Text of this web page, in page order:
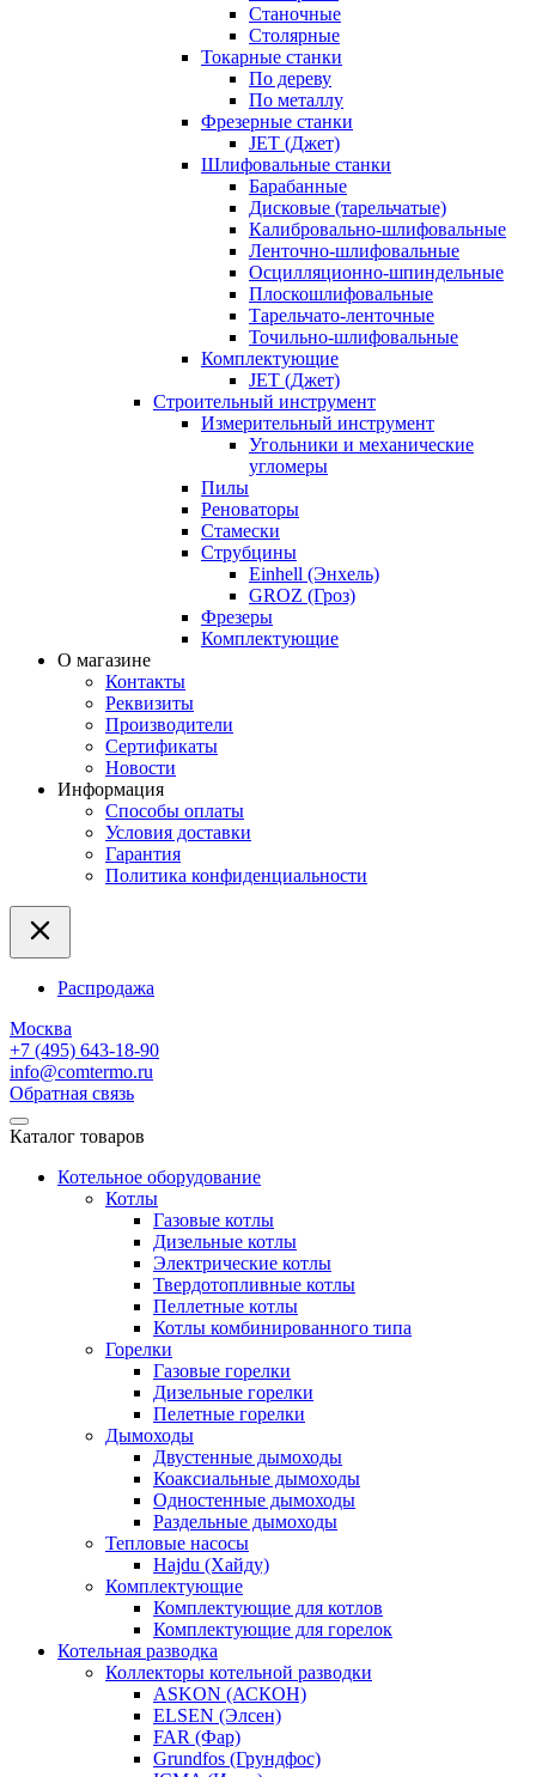
Станочные
Столярные
Токарные станки
По дереву
По металлу
Фрезерные станки
JET (Джет)
Шлифовальные станки
Барабанные
Дисковые (тарельчатые)
Калибровально-шлифовальные
Ленточно-шлифовальные
Осцилляционно-шпиндельные
Плоскошлифовальные
Тарельчато-ленточные
Точильно-шлифовальные
Комплектующие
JET (Джет)
Строительный инструмент
Измерительный инструмент
Угольники и механические
угломеры
Пилы
Реноваторы
Стамески
Струбцины
Einhell (Энхель)
GROZ (Гроз)
Фрезеры
Комплектующие
О магазине
Контакты
Реквизиты
Производители
Сертификаты
Новости
Информация
Способы оплаты
Условия доставки
Гарантия
Политика конфиденциальности
Распродажа
Москва
+7 (495) 643-18-90
info@comtermo.ru
Обратная связь
Каталог товаров
Котельное оборудование
Котлы
Газовые котлы
Дизельные котлы
Электрические котлы
Твердотопливные котлы
Пеллетные котлы
Котлы комбинированного типа
Горелки
Газовые горелки
Дизельные горелки
Пелетные горелки
Дымоходы
Двустенные дымоходы
Коаксиальные дымоходы
Одностенные дымоходы
Раздельные дымоходы
Тепловые насосы
Hajdu (Хайду)
Комплектующие
Комплектующие для котлов
Комплектующие для горелок
Котельная разводка
Коллекторы котельной разводки
ASKON (АСКОН)
ELSEN (Элсен)
FAR (Фар)
Grundfos (Грундфос)